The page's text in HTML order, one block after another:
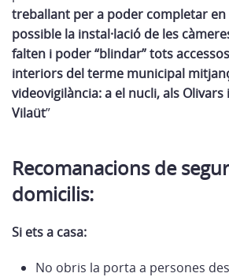
treballant per a poder completar
possible la instal·lació de les
falten i poder “blindar” tots
interiors del terme municipal
videovigilància: a el nucli, als Olivars
Vilaüt”
Recomanacions de
domicilis:
Si ets a casa:
No obris la porta a persones